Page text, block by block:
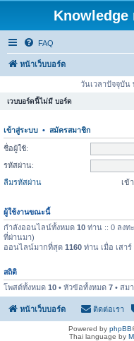
Knowledge
FAQ
หน้าเว็บบอร์ด
วันเวลาปัจจุบัน
เวบบอร์ดนี้ไม่มี บอร์ด
เข้าสู่ระบบ • สมัครสมาชิก
ชื่อผู้ใช้:
รหัสผ่าน:
ลืมรหัสผ่าน เข้
ผู้ใช้งานขณะนี้
กำลังออนไลน์ทั้งหมด 10 ท่าน :: 0 ลงท
ที่ผ่านมา)
ออนไลน์มากที่สุด 1160 ท่าน เมื่อ เสาร์
สถิติ
โพสต์ทั้งหมด 10 • หัวข้อทั้งหมด 7 • สม
หน้าเว็บบอร์ด ติดต่อเรา
Powered by phpBB
Thai language by